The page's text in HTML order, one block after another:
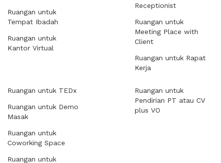
Ruangan untuk
Tempat Ibadah
Ruangan untuk
Kantor Virtual
Receptionist
Ruangan untuk
Meeting Place with
Client
Ruangan untuk Rapat
Kerja
Ruangan untuk TEDx
Ruangan untuk Demo
Masak
Ruangan untuk
Coworking Space
Ruangan untuk
Ruangan untuk
Pendirian PT atau CV
plus VO